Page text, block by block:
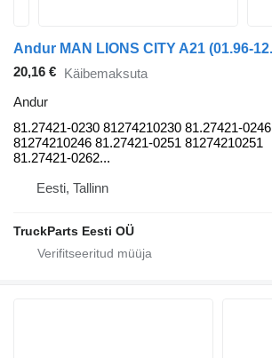
20,16 € Käibemaksuta
Andur
81.27421-0230 81274210230 81.27421-0246
81274210246 81.27421-0251 81274210251
81.27421-0262...
Eesti, Tallinn
TruckParts Eesti OÜ